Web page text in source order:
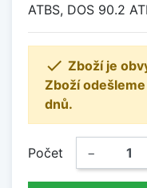
ATBS, DOS 90.2
 Zboží je
Zboží
dnů.
Počet −